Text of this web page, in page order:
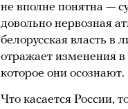
не вполне понятна —
довольно нервозная
белорусская власть в
отражает изменения
которое они осознают.
Что касается России,